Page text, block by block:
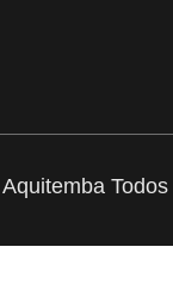
Aquitemba